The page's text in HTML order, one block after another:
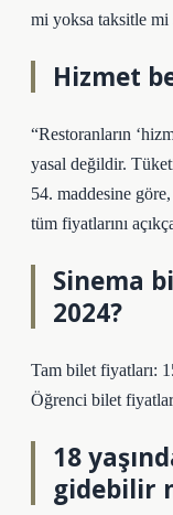
mi yoksa taksitle mi
Hizmet
“Restoranların
yasal değildir.
54. maddesine
tüm fiyatlarını
Sinema
2024?
Tam bilet fiyatları:
Öğrenci bilet
18
gidebilir